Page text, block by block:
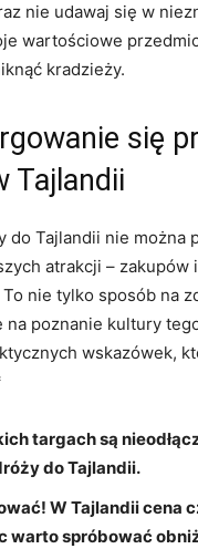
nie‍ udawaj się w
wartościowe
kradzieży.
⁣się⁢
Tajlandii
⁣do ⁤Tajlandii ‌nie‌ można
⁤atrakcji – zakupów
nie tylko sposób na
na​ poznanie kultury
⁤wskazówek,⁣
targach są‌
do⁢ Tajlandii.
W ⁣Tajlandii‍ cena
warto spróbować